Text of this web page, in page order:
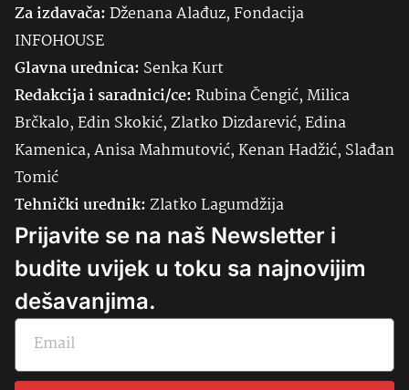
Za izdavača:Dženana Alađuz, Fondacija
INFOHOUSE
Glavna urednica: SenkaKurt
Redakcija i saradnici/ce:Rubina Čengić, Milica
Brčkalo, Edin Skokić, Zlatko Dizdarević, Edina
Kamenica, Anisa Mahmutović, Kenan Hadžić, Slađan
Tomić
Tehnički urednik:Zlatko Lagumdžija
Prijavite se na naš Newsletter i
budite uvijek u toku sa najnovijim
dešavanjima.